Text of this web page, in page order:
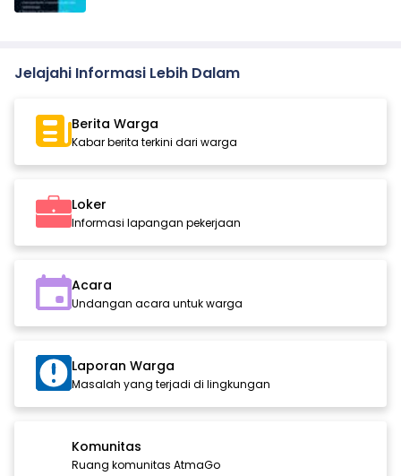
Jelajahi Informasi Lebih Dalam
Berita Warga
Kabar berita terkini dari warga
Loker
Informasi lapangan pekerjaan
Acara
Undangan acara untuk warga
Laporan Warga
Masalah yang terjadi di lingkungan
Komunitas
Ruang komunitas AtmaGo